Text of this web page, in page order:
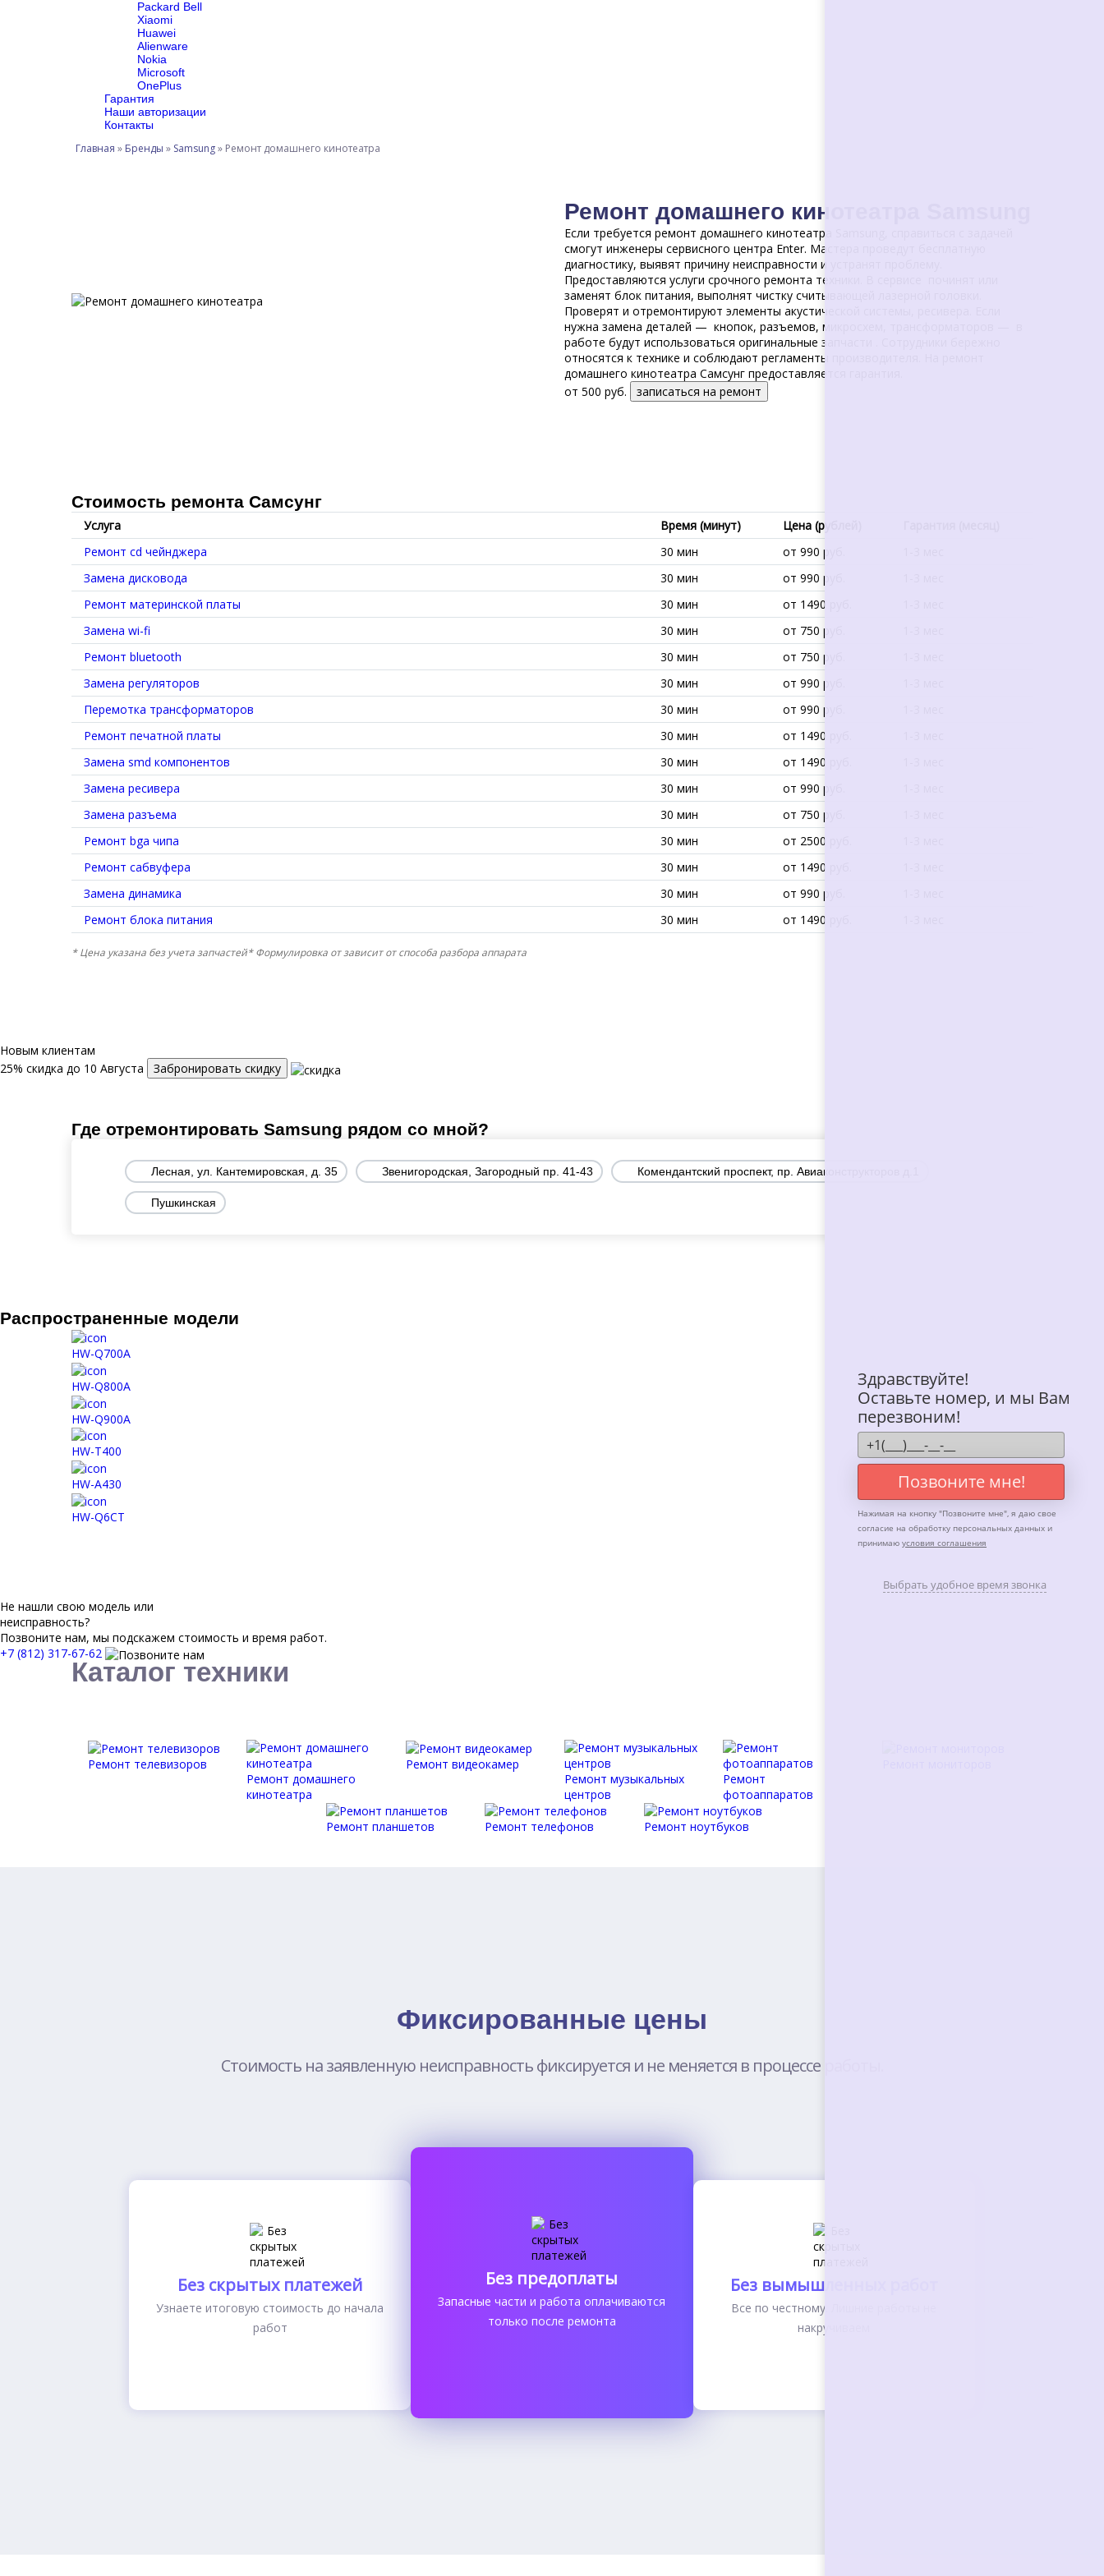
Packard Bell
Xiaomi
Huawei
Alienware
Nokia
Microsoft
OnePlus
Гарантия
Наши авторизации
Контакты
Главная » Бренды » Samsung» Ремонт домашнего кинотеатра
Ремонт домашнего кинотеатра Samsung
Если требуется ремонт домашнего кинотеатра Samsung, справиться с задачей
смогут инженеры сервисного центра Enter. Мастера проведут бесплатную
диагностику, выявят причину неисправности и устранят проблему.
Предоставляются услуги срочного ремонта техники. В сервисе починят или
заменят блок питания, выполнят чистку считывающей лазерной головки.
Проверят и отремонтируют элементы акустической системы, ресивера. Если
нужна замена деталей — кнопок, разъемов, микросхем, трансформаторов — в
работе будут использоваться оригинальные запчасти . Сотрудники бережно
относятся к технике и соблюдают регламенты производителя. На ремонт
домашнего кинотеатра Самсунг предоставляется гарантия.
от 500 руб.
записаться на ремонт
Стоимость ремонта Самсунг
Услуга Время (минут) Цена (рублей)
Ремонт cd чейнджера
30 мин от 990 руб.
Замена дисковода
30 мин от 990 руб.
Ремонт материнской платы
30 мин от 1490 руб.
Замена wi-fi
30 мин от 750 руб.
Ремонт bluetooth
30 мин от 750 руб.
Замена регуляторов
30 мин от 990 руб.
Перемотка трансформаторов
30 мин от 990 руб.
Ремонт печатной платы
30 мин от 1490 руб.
Замена smd компонентов
30 мин от 1490 руб.
Замена ресивера
30 мин от 990 руб.
Замена разъема
30 мин от 750 руб.
Ремонт bga чипа
30 мин от 2500 руб.
Ремонт сабвуфера
30 мин от 1490 руб.
Замена динамика
30 мин от 990 руб.
Ремонт блока питания
30 мин от 1490 руб.
* Цена указана без учета запчастей* Формулировка от зависит от способа разбора аппарата
Новым клиентам
25% скидка до 10 Августа
Забронировать скидку
Где отремонтировать Samsung рядом со мной?
Лесная, ул. Кантемировская, д. 35 Звенигородская, Загородный пр. 41-43 Комендантский проспект, пр. Авиаконструкторов д.1
Пушкинская
Распространенные модели
HW-Q700A
HW-Q800A
HW-Q900A
HW-T400
HW-A430
HW-Q6CT
Не нашли свою модель или
неисправность?
Позвоните нам, мы подскажем стоимость и время работ.
+7 (812) 317-67-62
Каталог техники
Ремонт телевизоров
Ремонт домашнего
кинотеатра
Ремонт видеокамер
Ремонт музыкальных
центров
Ремонт
фотоаппаратов
Ремонт планшетов Ремонт телефонов Ремонт ноутбуков
Фиксированные цены
Стоимость на заявленную неисправность фиксируется и не меняется в процессе работы.
Без скрытых платежей
Узнаете итоговую стоимость до начала
работ
Без предоплаты
Запасные части и работа оплачиваются
только после ремонта
Без вымышленных работ
Все по честному. Лишние работы не
накручиваем
Здравствуйте!
Оставьте номер, и мы Вам
перезвоним!
Позвоните мне!
Нажимая на кнопку "Позвоните мне", я даю свое
согласие на обработку персональных данных и
принимаю условия соглашения
Выбрать удобное время звонка